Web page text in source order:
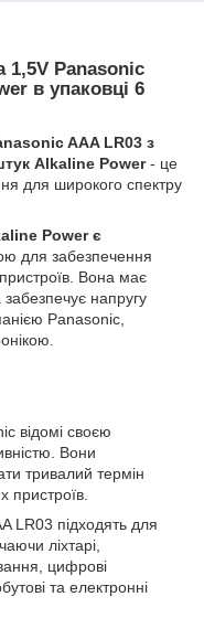
1,5V Panasonic
в упаковці 6
AAA LR03 з
Alkaline Power- це
для широкого спектру
Power є
для забезпечення
Вона має
напругу
Panasonic,
відомі своєю
Вони
тривалий термін
пристроїв.
LR03 підходять для
ліхтарі,
цифрові
та електронні